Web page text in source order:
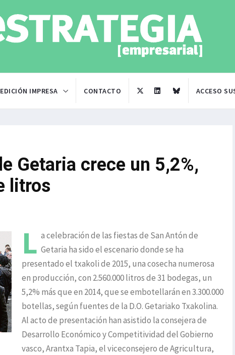
EDICIÓN IMPRESA CONTACTO ACCESO
Getaria crece un 5,2%,
litros
L a celebración de las fiestas de San Antón de
Getaria ha sido el escenario donde se ha
presentado el txakoli de 2015, una cosecha numerosa
en producción, con 2.560.000 litros de 31 bodegas, un
5,2% más que en 2014, que se embotellarán en 3.300.000
botellas, según fuentes de la D.O. Getariako Txakolina.
Al acto de presentación han asistido la consejera de
Desarrollo Económico y Competitividad del Gobierno
vasco, Arantxa Tapia, el viceconsejero de Agricultura,